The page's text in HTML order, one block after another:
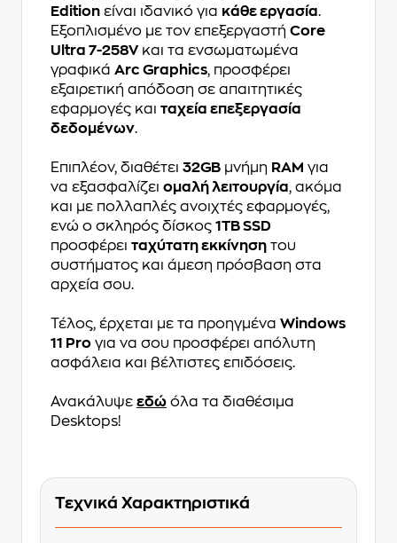
Edition είναι ιδανικό για κάθε εργασία.
Εξοπλισμένο με τον επεξεργαστή Core
Ultra 7-258Vκαι τα ενσωματωμένα
γραφικά Arc Graphics, προσφέρει
εξαιρετική απόδοση σε απαιτητικές
εφαρμογές και ταχεία επεξεργασία
δεδομένων.
Επιπλέον, διαθέτει 32GB μνήμη RAM για
να εξασφαλίζει ομαλή λειτουργία, ακόμα
και με πολλαπλές ανοιχτές εφαρμογές,
ενώ ο σκληρός δίσκος 1TB SSD
προσφέρει ταχύτατη εκκίνηση του
συστήματος και άμεση πρόσβαση στα
αρχεία σου.
Τέλος, έρχεται με τα προηγμένα Windows
11 Pro για να σου προσφέρει απόλυτη
ασφάλεια και βέλτιστες επιδόσεις.
Ανακάλυψε εδώ όλα τα διαθέσιμα
Desktops!
Τεχνικά Χαρακτηριστικά